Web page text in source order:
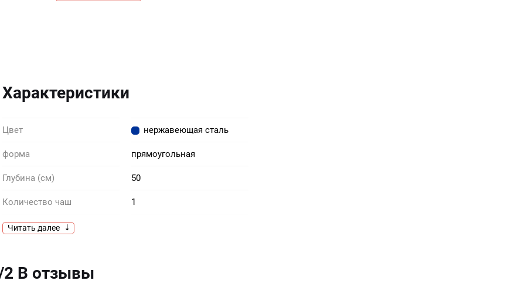
Характеристики
Цвет нержавеющая сталь
форма прямоугольная
Глубина (см) 50
Количество чаш 1
Комплектация
Материал
Читать далее
2 B отзывы